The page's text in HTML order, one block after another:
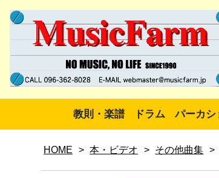
教則・楽譜 ドラム パーカシ
HOME > 本・ビデオ > その他曲集 >